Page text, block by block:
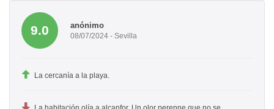
9.0 anónimo
08/07/2024 - Sevilla
La cercanía a la playa.